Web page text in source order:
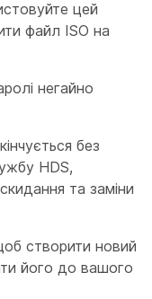
цей
файл ISO на
негайно
без
HDS,
та заміни
створити новий
його до вашого